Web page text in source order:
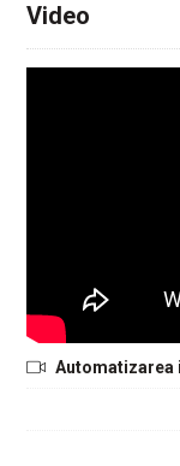
Video
Automatizarea